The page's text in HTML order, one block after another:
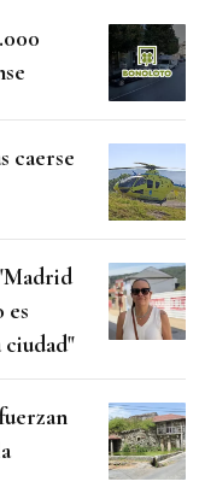
caerse
es